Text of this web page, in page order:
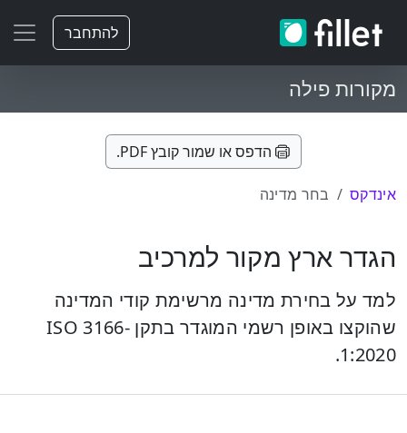
להתחבר
מקורות פילה
הדפס או שמור קובץ PDF.
אינדקס בחר מדינה
הגדר ארץ מקור למרכיב
למד על בחירת מדינה מרשימת קודי המדינה
שהוקצו באופן רשמי המוגדר בתקן ISO 3166-
1:2020.